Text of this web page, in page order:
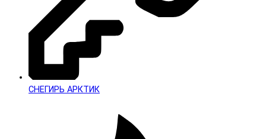
СНЕГИРЬ АРКТИК